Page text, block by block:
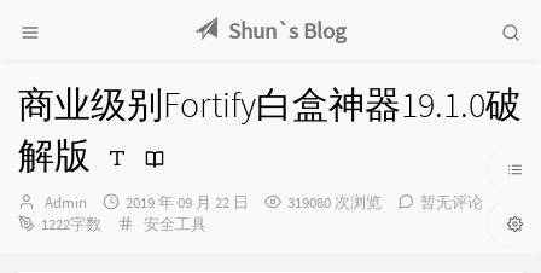
Shun`s Blog
商业级别Fortify白盒神器19.1.0破
解版
博
主：
Admin
发
布
2019 年 09 月 22 日 319080 次浏览
暂无评论
1222字数
分
安全工具